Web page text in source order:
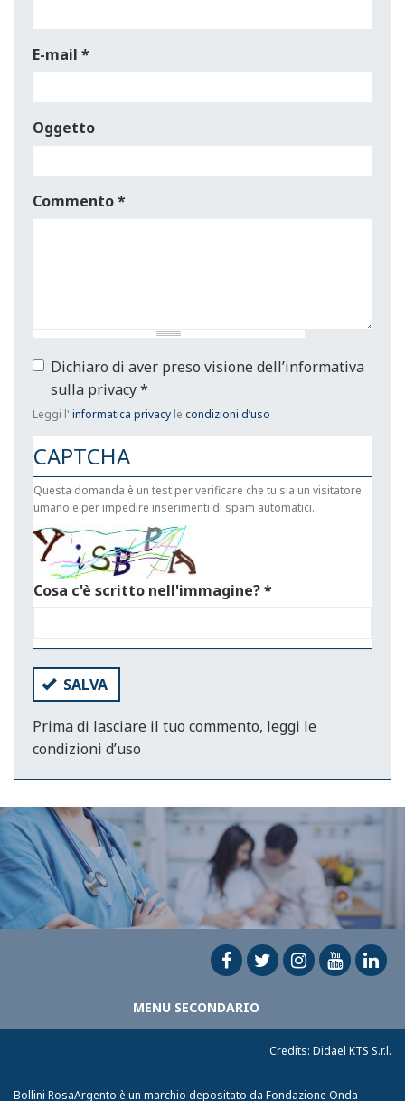
E-mail *
Oggetto
Commento*
Dichiaro di aver preso visione dell’informativa
sulla privacy*
Leggi l' informatica privacy le condizioni d’uso
CAPTCHA
Questa domanda è un test per verificare che tu sia un visitatore
umano e per impedire inserimenti di spam automatici.
Cosa c'è scritto nell'immagine?*
SALVA
Prima di lasciare il tuo commento, leggi le
condizioni d’uso
MENU SECONDARIO
Credits: Didael KTS S.r.l.
Bollini RosaArgento è un marchio depositato da Fondazione Onda